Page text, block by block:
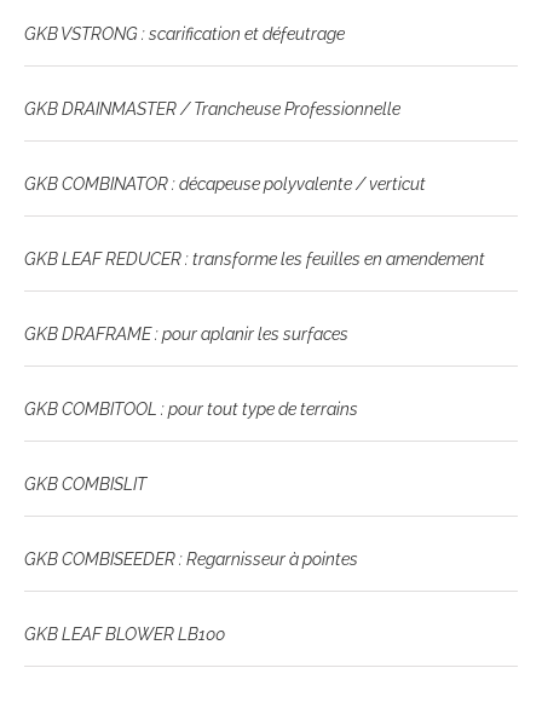
GKB VSTRONG : scarification et défeutrage
GKB DRAINMASTER / Trancheuse Professionnelle
GKB COMBINATOR : décapeuse polyvalente / verticut
GKB LEAF REDUCER : transforme les feuilles en amendement
GKB DRAFRAME : pour aplanir les surfaces
GKB COMBITOOL : pour tout type de terrains
GKB COMBISLIT
GKB COMBISEEDER : Regarnisseur à pointes
GKB LEAF BLOWER LB100